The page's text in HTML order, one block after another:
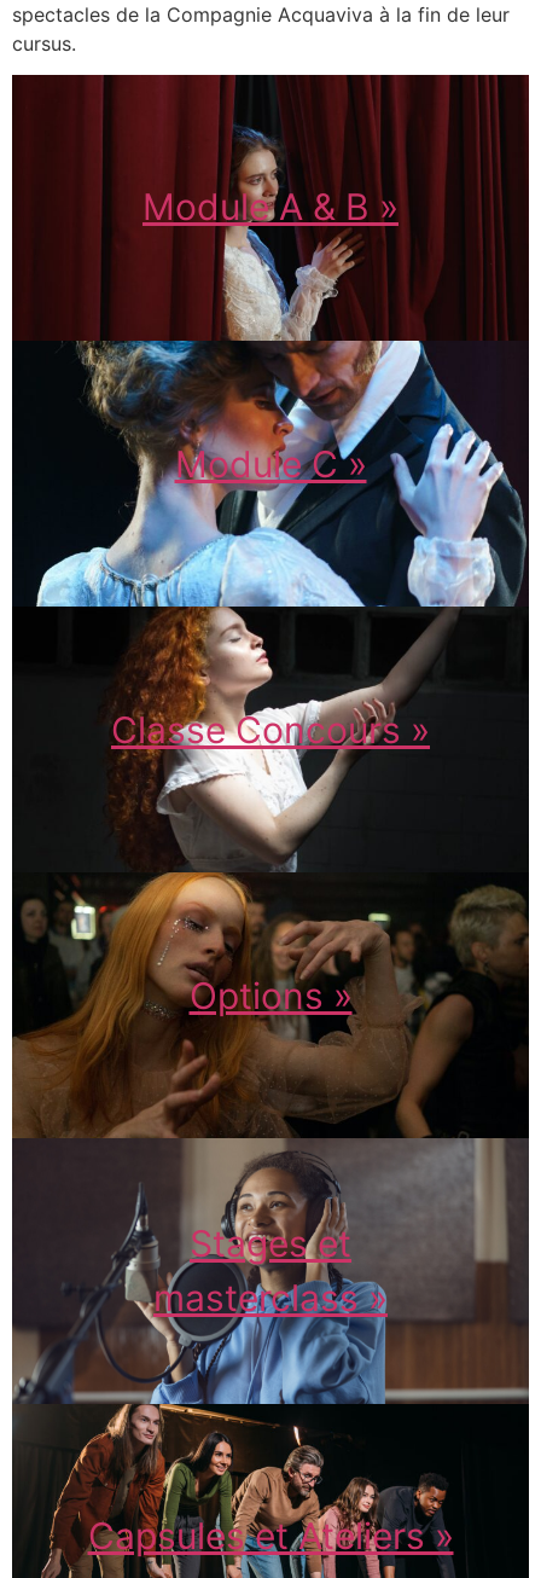
spectacles de la Compagnie Acquaviva à la fin de leur
cursus.
Module A & B »
Module C »
Classe Concours »
Options »
Stages et
masterclass »
Capsules et Ateliers »